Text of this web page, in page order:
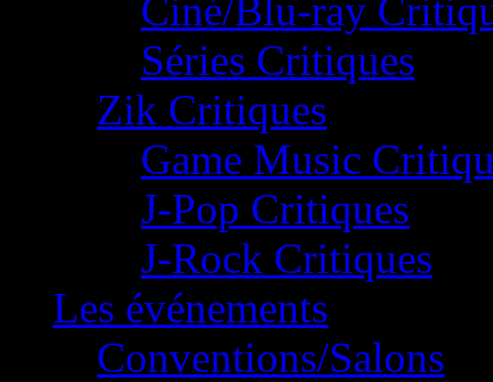
Ciné/Blu-ray
Séries Critiques
Zik Critiques
Game Music
J-Pop Critiques
J-Rock Critiques
Les événements
Conventions/Salons